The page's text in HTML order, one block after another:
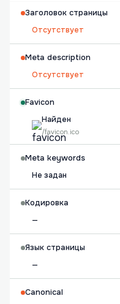
Заголовок страницы
Отсутствует
Meta description
Отсутствует
Favicon
Найден
/favicon.ico
Meta keywords
Не задан
Кодировка
—
Язык страницы
—
Canonical